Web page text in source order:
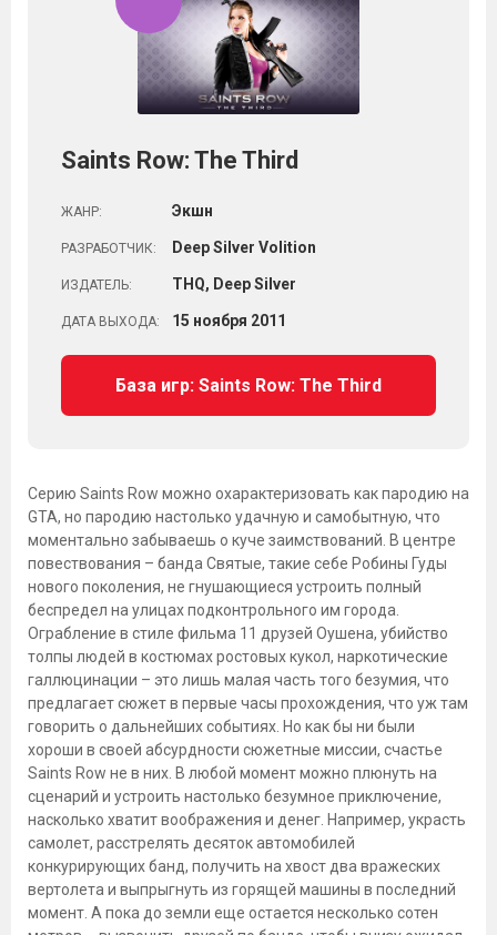
Saints Row: The Third
ЖАНР: Экшн
РАЗРАБОТЧИК: Deep Silver Volition
ИЗДАТЕЛЬ: THQ, Deep Silver
ДАТА ВЫХОДА: 15 ноября 2011
База игр: Saints Row: The Third
Серию Saints Row можно охарактеризовать как пародию на
GTA, но пародию настолько удачную и самобытную, что
моментально забываешь о куче заимствований. В центре
повествования – банда Святые, такие себе Робины Гуды
нового поколения, не гнушающиеся устроить полный
беспредел на улицах подконтрольного им города.
Ограбление в стиле фильма 11 друзей Оушена, убийство
толпы людей в костюмах ростовых кукол, наркотические
галлюцинации – это лишь малая часть того безумия, что
предлагает сюжет в первые часы прохождения, что уж там
говорить о дальнейших событиях. Но как бы ни были
хороши в своей абсурдности сюжетные миссии, счастье
Saints Row не в них. В любой момент можно плюнуть на
сценарий и устроить настолько безумное приключение,
насколько хватит воображения и денег. Например, украсть
самолет, расстрелять десяток автомобилей
конкурирующих банд, получить на хвост два вражеских
вертолета и выпрыгнуть из горящей машины в последний
момент. А пока до земли еще остается несколько сотен